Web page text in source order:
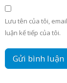
Lưu tên của tôi,
luận kế tiếp của tôi.